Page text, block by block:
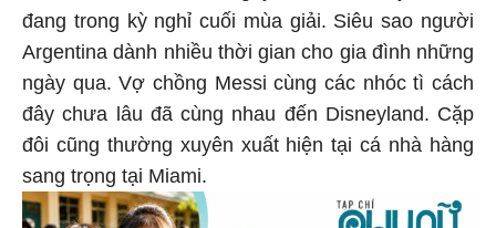
đang trong kỳ nghỉ cuối mùa giải. Siêu sao người
Argentina dành nhiều thời gian cho gia đình những
ngày qua. Vợ chồng Messi cùng các nhóc tì cách
đây chưa lâu đã cùng nhau đến Disneyland. Cặp
đôi cũng thường xuyên xuất hiện tại cá nhà hàng
sang trọng tại Miami.